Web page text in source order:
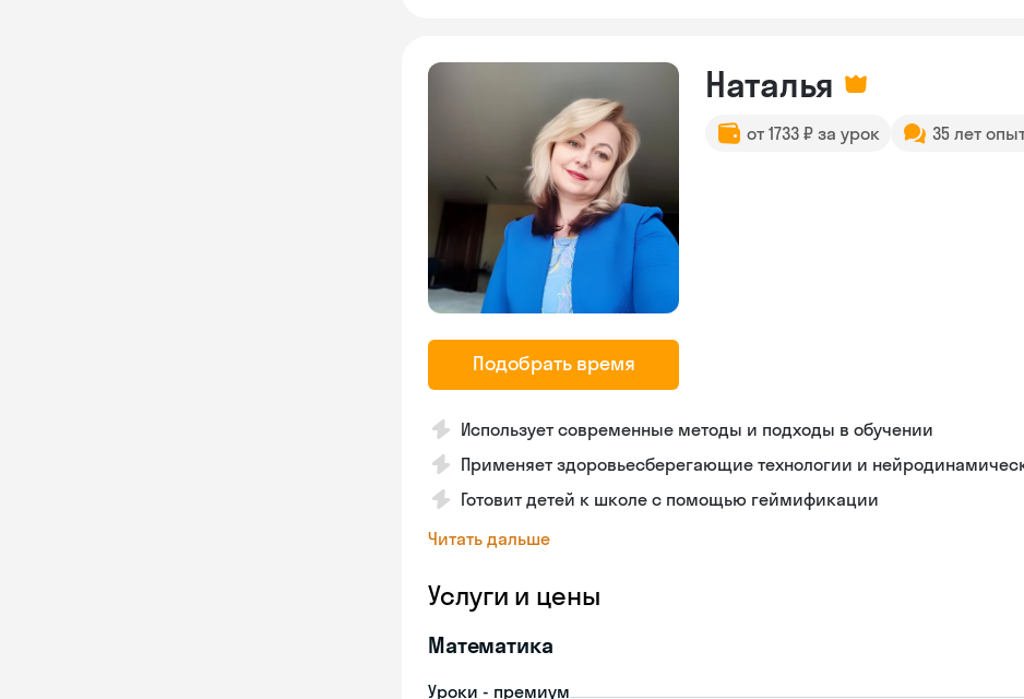
Подобрать время
Наталья
от 1733 ₽ за урок 35 лет
Использует современные методы и подходы в обучении
Применяет здоровьесберегающие технологии и
Готовит детей к школе с помощью геймификации
Читать дальше
Услуги и цены
Математика
Уроки - премиум